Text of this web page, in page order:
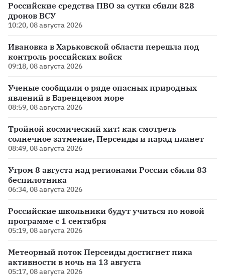
Российские средства ПВО за сутки сбили 828
дронов ВСУ
10:20, 08 августа 2026
Ивановка в Харьковской области перешла под
контроль российских войск
09:18, 08 августа 2026
Ученые сообщили о ряде опасных природных
явлений в Баренцевом море
08:59, 08 августа 2026
Тройной космический хит: как смотреть
солнечное затмение, Персеиды и парад планет
08:49, 08 августа 2026
Утром 8 августа над регионами России сбили 83
беспилотника
06:34, 08 августа 2026
Российские школьники будут учиться по новой
программе с 1 сентября
05:19, 08 августа 2026
Метеорный поток Персеиды достигнет пика
активности в ночь на 13 августа
05:17, 08 августа 2026